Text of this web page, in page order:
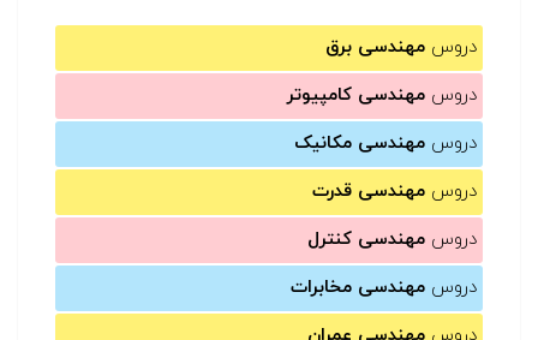
دروس مهندسی برق
دروس مهندسی کامپیوتر
دروس مهندسی مکانیک
دروس مهندسی قدرت
دروس مهندسی کنترل
دروس مهندسی مخابرات